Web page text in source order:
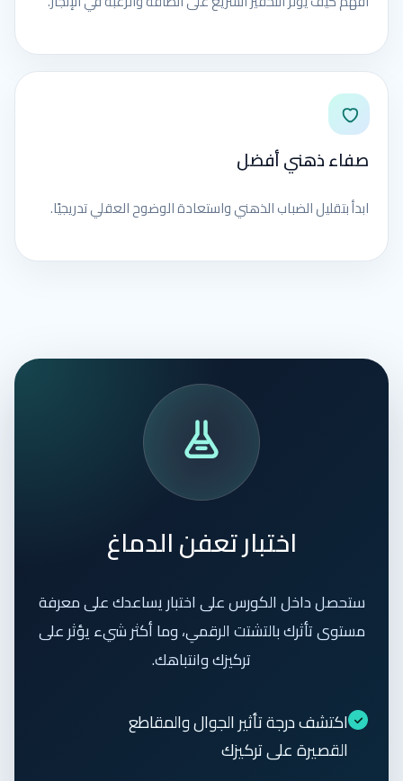
صفاء ذهني أفضل
ابدأ بتقليل الضباب الذهني واستعادة الوضوح العقلي تدريجيًا.
اختبار تعفن الدماغ
ستحصل داخل الكورس على اختبار يساعدك على معرفة
مستوى تأثرك بالتشتت الرقمي، وما أكثر شيء يؤثر على
تركيزك وانتباهك.
اكتشف درجة تأثير الجوال والمقاطع
القصيرة على تركيزك